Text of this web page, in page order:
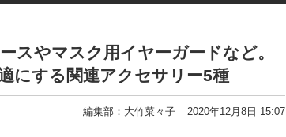
スやマスク用イヤーガードなど。
にする関連アクセサリー5種
編集部：大竹菜々子 2020年12月8日 15:07